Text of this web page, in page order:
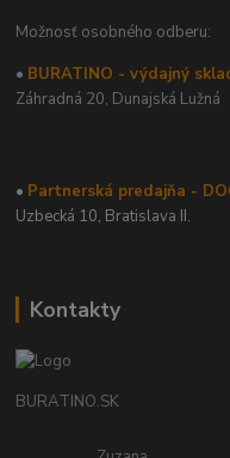
Možnosť osobného odberu:
• BURATINO - výdajný
Záhradná 20, Dunajská Lužná
• Partnerská predajňa -
Uzbecká 10, Bratislava II.
Kontakty
BURATINO.SK